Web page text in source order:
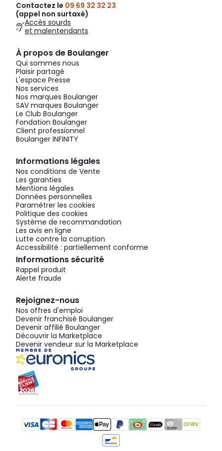
Contactez le 09 69 32 32 23
(appel non surtaxé)
Accès sourds
et malentendants
À propos de Boulanger
Qui sommes nous
Plaisir partagé
L'espace Presse
Nos services
Nos marques Boulanger
SAV marques Boulanger
Le Club Boulanger
Fondation Boulanger
Client professionnel
Boulanger INFINITY
Informations légales
Nos conditions de Vente
Les garanties
Mentions légales
Données personnelles
Paramétrer les cookies
Politique des cookies
Système de recommandation
Les avis en ligne
Lutte contre la corruption
Accessibilité : partiellement conforme
Informations sécurité
Rappel produit
Alerte fraude
Rejoignez-nous
Nos offres d'emploi
Devenir franchisé Boulanger
Devenir affilié Boulanger
Découvrir la Marketplace
Devenir vendeur sur la Marketplace